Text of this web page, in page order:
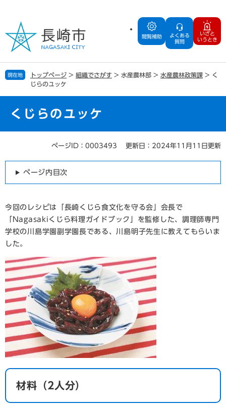
の
で
す
ー
ば
し
閲覧補助
よくある
質問
いざと
いうとき
現在地 トップページ > 組織でさがす > 水産農林部 > 水産農林政策課 > く
じらのユッケ
くじらのユッケ
ページID：0003493 更新日：2024年11月11日更新
ページ内目次
今回のレシピは「長崎くじら食文化を守る会」会長で
「Nagasakiくじら料理ガイドブック」を監修した、調理師専門
学校の川島学園副学園長である、川島明子先生に教えてもらいま
した。
材料（2人分）